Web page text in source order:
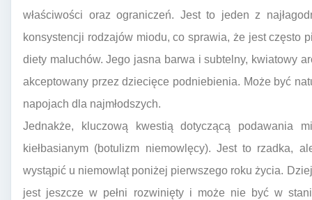
właściwości oraz ograniczeń. Jest to jeden z
konsystencji rodzajów miodu, co sprawia, że jest często
diety maluchów. Jego jasna barwa i subtelny, kwiatowy
akceptowany przez dziecięce podniebienia. Może być
napojach dla najmłodszych.
Jednakże, kluczową kwestią dotyczącą podawania
kiełbasianym (botulizm niemowlęcy). Jest to rzadka,
wystąpić u niemowląt poniżej pierwszego roku życia.
jest jeszcze w pełni rozwinięty i może nie być w